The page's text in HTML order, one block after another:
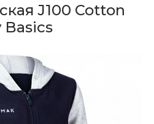
J100 Cotton
Basics